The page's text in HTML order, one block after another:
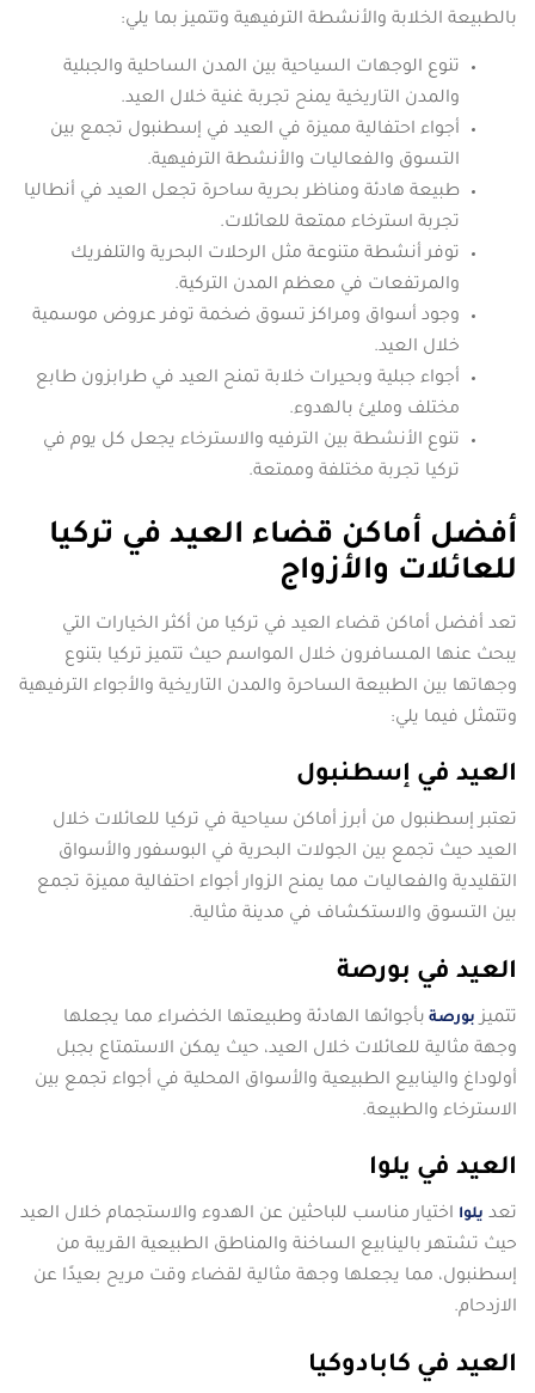
بالطبيعة الخلابة والأنشطة الترفيهية وتتميز بما يلي:
تنوع الوجهات السياحية بين المدن الساحلية والجبلية
والمدن التاريخية يمنح تجربة غنية خلال العيد.
أجواء احتفالية مميزة في العيد في إسطنبول تجمع بين
التسوق والفعاليات والأنشطة الترفيهية.
طبيعة هادئة ومناظر بحرية ساحرة تجعل العيد في أنطاليا
تجربة استرخاء ممتعة للعائلات.
توفر أنشطة متنوعة مثل الرحلات البحرية والتلفريك
والمرتفعات في معظم المدن التركية.
وجود أسواق ومراكز تسوق ضخمة توفر عروض موسمية
خلال العيد.
أجواء جبلية وبحيرات خلابة تمنح العيد في طرابزون طابع
مختلف ومليئ بالهدوء.
تنوع الأنشطة بين الترفيه والاسترخاء يجعل كل يوم في
تركيا تجربة مختلفة وممتعة.
أفضل أماكن قضاء العيد في تركيا
للعائلات والأزواج
تعد أفضل أماكن قضاء العيد في تركيا من أكثر الخيارات التي
يبحث عنها المسافرون خلال المواسم حيث تتميز تركيا بتنوع
وجهاتها بين الطبيعة الساحرة والمدن التاريخية والأجواء الترفيهية
وتتمثل فيما يلي:
العيد في إسطنبول
تعتبر إسطنبول من أبرز أماكن سياحية في تركيا للعائلات خلال
العيد حيث تجمع بين الجولات البحرية في البوسفور والأسواق
التقليدية والفعاليات مما يمنح الزوار أجواء احتفالية مميزة تجمع
بين التسوق والاستكشاف في مدينة مثالية.
العيد في بورصة
تتميز بورصة بأجوائها الهادئة وطبيعتها الخضراء مما يجعلها
وجهة مثالية للعائلات خلال العيد، حيث يمكن الاستمتاع بجبل
أولوداغ والينابيع الطبيعية والأسواق المحلية في أجواء تجمع بين
الاسترخاء والطبيعة.
العيد في يلوا
تعد يلوا اختيار مناسب للباحثين عن الهدوء والاستجمام خلال العيد
حيث تشتهر بالينابيع الساخنة والمناطق الطبيعية القريبة من
إسطنبول، مما يجعلها وجهة مثالية لقضاء وقت مريح بعيدًا عن
الازدحام.
العيد في كابادوكيا